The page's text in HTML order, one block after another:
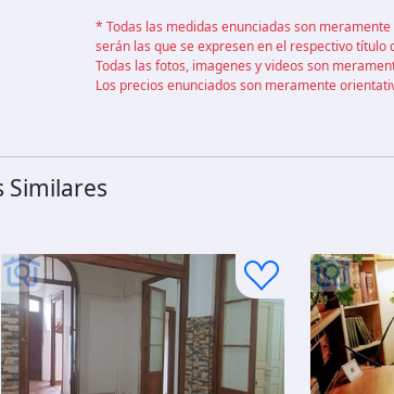
* Todas las medidas enunciadas son
serán las que se expresen en el respectivo título
Todas las fotos, imagenes y videos son
Los precios enunciados son meramente
Similares